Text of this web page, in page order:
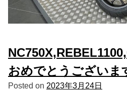
おめでとうございま
Posted on 2023年3月24日